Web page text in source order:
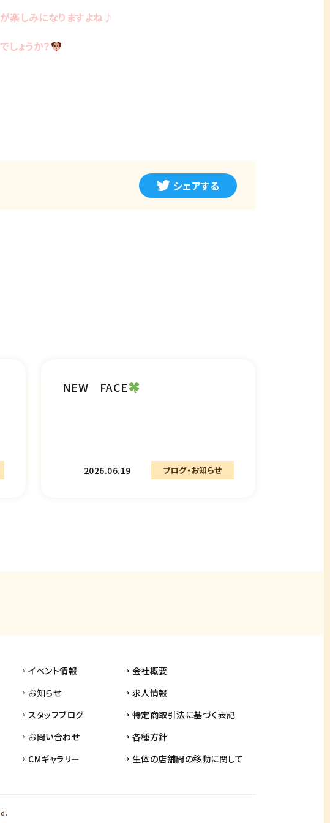
楽しみになりますよね♪
ょうか？
シェアする
NEW FACE
2026.06.19 ブログ・お知らせ
イベント情報
お知らせ
スタッフブログ
お問い合わせ
CMギャラリー
会社概要
求人情報
特定商取引法に基づく表記
各種方針
生体の店舗間の移動に関して